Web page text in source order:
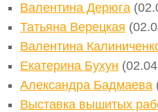
Валентина Дерюга
Татьяна Верецкая
Валентина
Екатерина Бухун
Александра Бадмаева
Выставка вышитых